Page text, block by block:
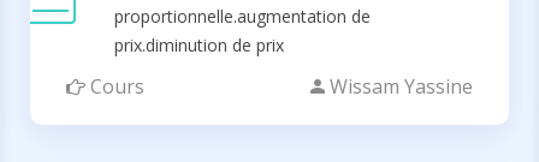
proportionnelle.augmentation de
prix.diminution de prix
Cours Wissam Yassine